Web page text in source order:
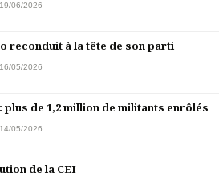
19/06/2026
reconduit à la tête de son parti
16/05/2026
plus de 1,2 million de militants enrôlés
14/05/2026
de la CEI